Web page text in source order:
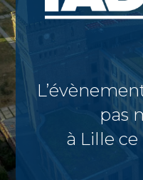
pas
à Lille